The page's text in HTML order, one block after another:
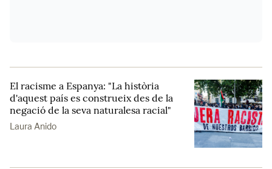
El racisme a Espanya: "La història
d'aquest país es construeix des de la
negació de la seva naturalesa racial"
Laura Anido